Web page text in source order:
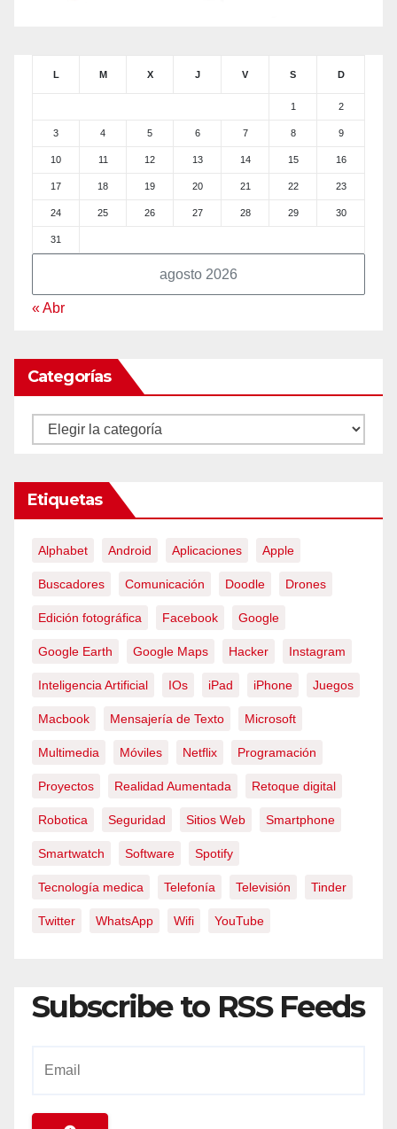
agosto 2026
L M X J V S D
1 2
3 4 5 6 7 8 9
10 11 12 13 14 15 16
17 18 19 20 21 22 23
24 25 26 27 28 29 30
31
« Abr
Categorías
Categorías
Etiquetas
Alphabet Android Aplicaciones Apple
Buscadores Comunicación Doodle Drones
Edición fotográfica Facebook Google
Google Earth Google Maps Hacker Instagram
Inteligencia Artificial IOs iPad iPhone Juegos
Macbook Mensajería de Texto Microsoft
Multimedia Móviles Netflix Programación
Proyectos Realidad Aumentada Retoque digital
Robotica Seguridad Sitios Web Smartphone
Smartwatch Software Spotify
Tecnología medica Telefonía Televisión Tinder
Twitter WhatsApp Wifi YouTube
Subscribe to RSS Feeds